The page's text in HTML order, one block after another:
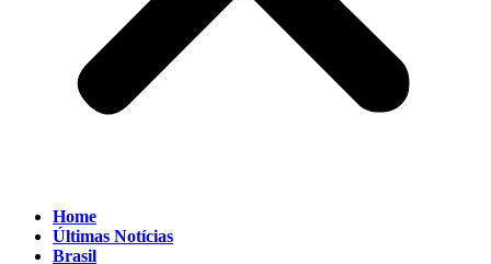
Home
Últimas Notícias
Brasil